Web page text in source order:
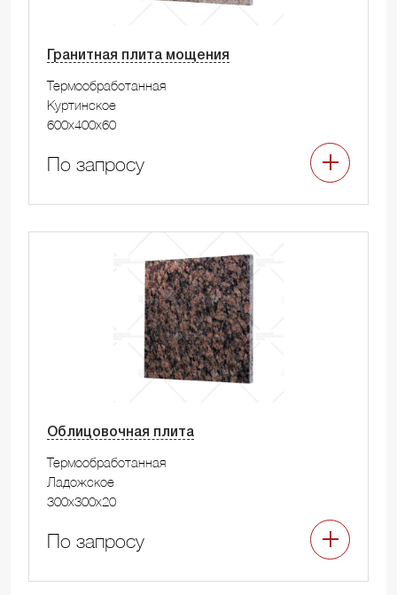
Гранитная плита мощения
Термообработанная
Куртинское
600x400x60
По запросу
Облицовочная плита
Термообработанная
Ладожское
300x300x20
По запросу